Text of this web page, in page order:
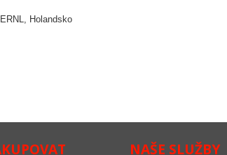
Holandsko
NAŠE SLUŽBY